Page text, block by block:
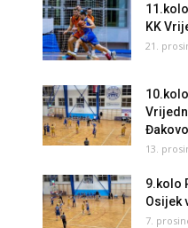
KK
21.
Đakovo
13.
9.kolo
Osijek
7.